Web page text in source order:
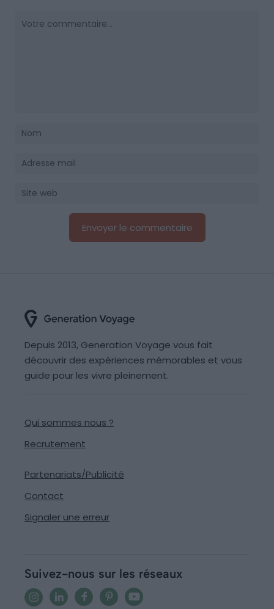
Depuis 2013, Generation Voyage vous fait
découvrir des expériences mémorables et vous
guide pour les vivre pleinement.
Qui sommes nous ?
Recrutement
Partenariats/Publicité
Contact
Signaler une erreur
Suivez-nous sur les réseaux